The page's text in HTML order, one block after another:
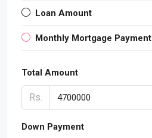
Loan Amount
Monthly Mortgage Payment
Total Amount
Rs.
Down Payment